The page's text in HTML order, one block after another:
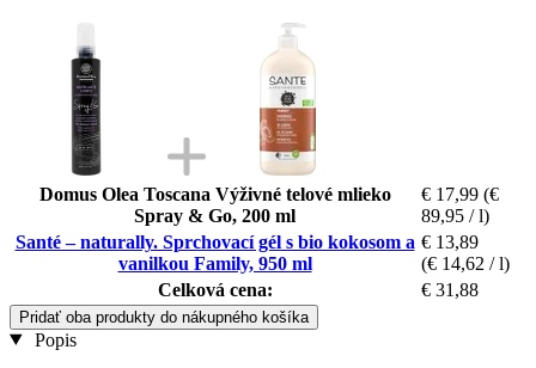
Domus Olea Toscana Výživné telové mlieko
Spray & Go, 200 ml
€ 17,99 (€
89,95 / l)
Santé – naturally. Sprchovací gél s bio kokosom a
vanilkou Family, 950 ml
€ 13,89
(€ 14,62 / l)
Celková cena:
€ 31,88
Pridať oba produkty do nákupného košíka
Popis